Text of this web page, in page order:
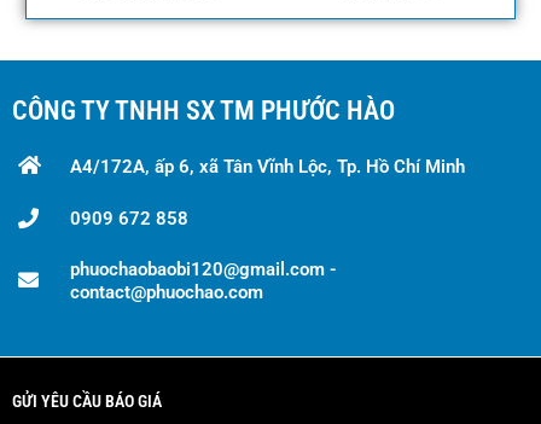
CÔNG TY TNHH SX TM PHƯỚC HÀO
A4/172A, ấp 6, xã Tân Vĩnh Lộc, Tp. Hồ Chí Minh
0909 672 858
phuochaobaobi120@gmail.com -
contact@phuochao.com
GỬI YÊU CẦU BÁO GIÁ